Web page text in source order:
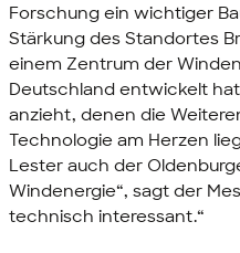
Forschung ein wichtiger
Stärkung des Standortes
einem Zentrum der
Deutschland entwickelt
anzieht, denen die
Technologie am Herzen
Lester auch der
Windenergie“, sagt der
technisch interessant.“